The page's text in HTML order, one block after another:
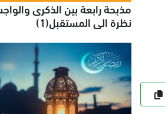
مذبحة رابعة بين الذكرى
نظرة الى المستقبل(1)